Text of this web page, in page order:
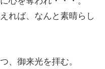
れば、なんと素晴らし
、御来光を拝む。